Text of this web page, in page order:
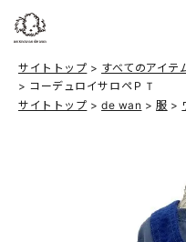
サイトトップ すべてのアイテ
コーデュロイサロペＰＴ
サイトトップ
de wan 服